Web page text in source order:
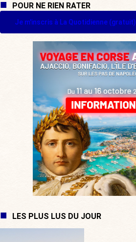
POUR NE RIEN RATER
Je m'inscris à La Quotidienne (gratuit)
LES PLUS LUS DU JOUR